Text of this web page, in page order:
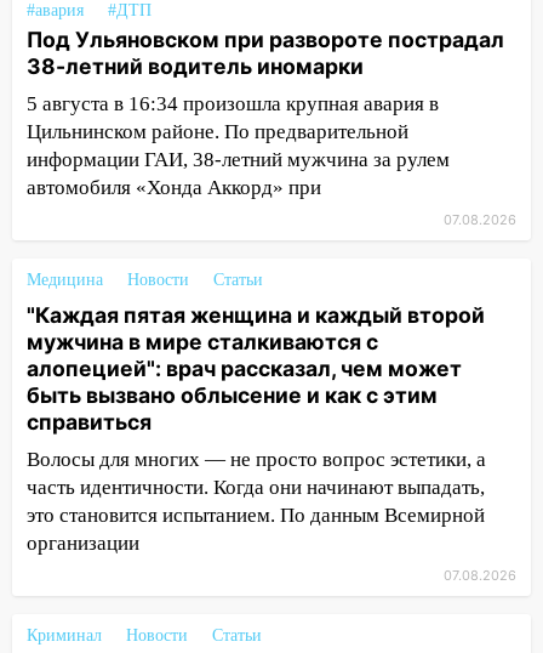
13:30
В Ульяновске транспортные
полицейские проведут акцию «Час
пассажира»
13:20 В Ульяновске за один день
обокрали женщину на пляже и
подростка в сквере
гранату: его задержали
12:34 На Ульяновскую область
надвигается сильнейшая непогода: град
и шквал до 27 м/с
12:31 Ульяновец хотел купить иномарку
из Европы и потерял 760 тысяч рублей
12:20 В Чердаклинском районе
столкнулись «Лада» и Chevrolet:
пострадал 14-летний подросток
Где есть бензин в Ульяновске 7
#авария #ДТП
Под Ульяновском при развороте пострадал
38-летний водитель иномарки
5 августа в 16:34 произошла крупная авария в
Цильнинском районе. По предварительной
информации ГАИ, 38-летний мужчина за рулем
автомобиля «Хонда Аккорд» при
07.08.2026
Медицина Новости Статьи
"Каждая пятая женщина и каждый второй
мужчина в мире сталкиваются с
алопецией": врач рассказал, чем может
быть вызвано облысение и как с этим
справиться
Волосы для многих — не просто вопрос эстетики, а
часть идентичности. Когда они начинают выпадать,
это становится испытанием. По данным Всемирной
организации
07.08.2026
Криминал Новости
Статьи